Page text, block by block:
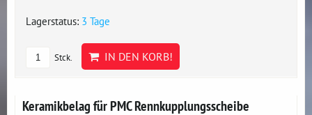
Lagerstatus: 3 Tage
Stck. IN DEN KORB!
Keramikbelag für PMC Rennkupplungsscheibe